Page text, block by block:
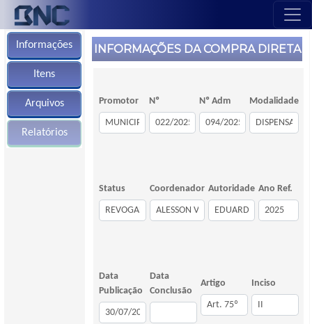
Informações
Itens
Arquivos
Relatórios
INFORMAÇÕES DA COMPRA DIRETA
Promotor Nº Nº Adm Modalidade
Status Coordenador Autoridade Ano Ref.
Data
Publicação
Data
Conclusão
Artigo Inciso